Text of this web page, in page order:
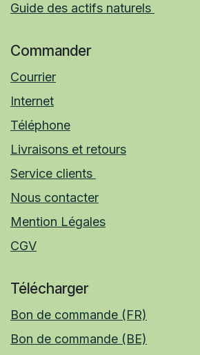
Guide des actifs naturels
Commander
Courrier
Internet
Téléphone
Livraisons et retours
Service clients
Nous contacter
Mention Légales
CGV
Télécharger
Bon de commande (FR)
Bon de commande (BE)